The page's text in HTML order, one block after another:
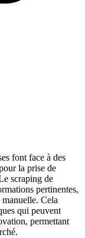
font face à des
la prise de
scraping de
pertinentes,
manuelle. Cela
qui peuvent
permettant